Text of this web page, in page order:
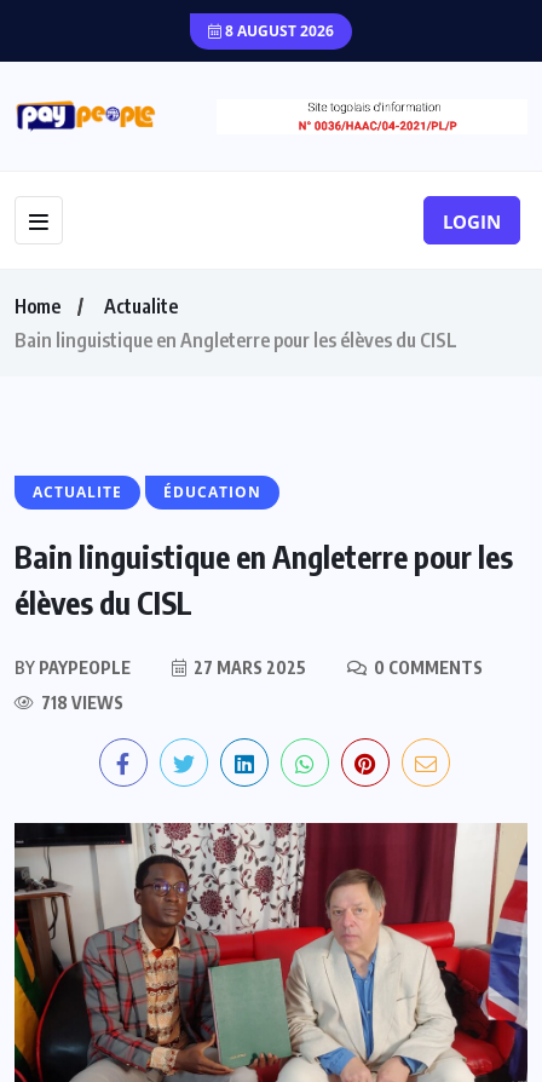
8 AUGUST 2026
LOGIN
Home
Actualite
Bain linguistique en Angleterre pour les élèves du CISL
ACTUALITE ÉDUCATION
Bain linguistique en Angleterre pour les
élèves du CISL
BY PAYPEOPLE 27 MARS 2025
0 COMMENTS
718 VIEWS